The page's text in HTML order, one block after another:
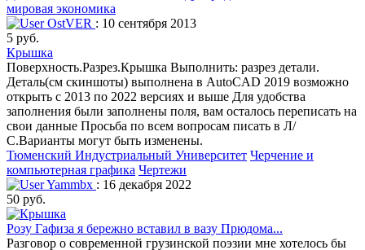
мировая экономика
OstVER : 10 сентября 2013
5 руб.
Крышка
Поверхность.Разрез.Крышка Выполнить: разрез детали.
Деталь(см скиншоты) выполнена в AutoCAD 2019 возможно
открыть с 2013 по 2022 версиях и выше Для удобства
заполнения были заполнены поля, вам осталось переписать на
свои данные Просьба по всем вопросам писать в Л/
С.Варианты могут быть изменены.
Тюменский Индустриальный Университет Черчение и
компьютерная графика Чертежи
Yammbx : 16 декабря 2022
50 руб.
Розу Гафиза я бережно вставил в вазу Прюдома...
Разговор о современной грузинской поэзии мне хотелось бы